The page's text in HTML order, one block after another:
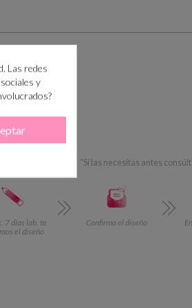
“Si las necesitas antes
7 días lab. te
el diseño
Confirma el diseño
Las redes
y